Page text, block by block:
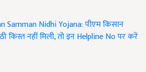
Samman Nidhi Yojana: पीएम किसान
किस्त नहीं मिली, तो इन Helpline No पर करें